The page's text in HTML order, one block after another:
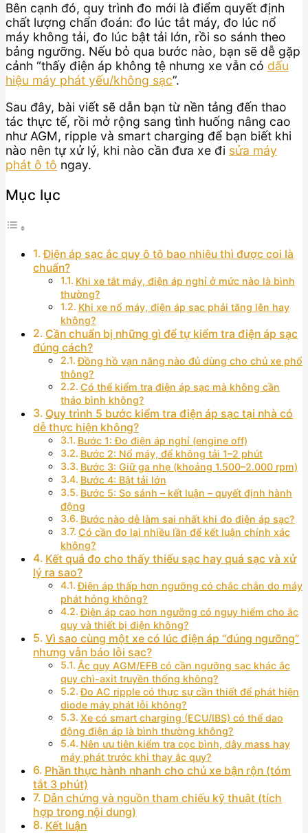
Bên cạnh đó, quy trình đo mới là điểm quyết định
chất lượng chẩn đoán: đo lúc tắt máy, đo lúc nổ
máy không tải, đo lúc bật tải lớn, rồi so sánh theo
bảng ngưỡng. Nếu bỏ qua bước nào, bạn sẽ dễ gặp
cảnh “thấy điện áp không tệ nhưng xe vẫn có dấu
hiệu máy phát yếu/không sạc”.
Sau đây, bài viết sẽ dẫn bạn từ nền tảng đến thao
tác thực tế, rồi mở rộng sang tình huống nâng cao
như AGM, ripple và smart charging để bạn biết khi
nào nên tự xử lý, khi nào cần đưa xe đi sửa máy
phát ô tô ngay.
Mục lục
Điện áp sạc ắc quy ô tô bao nhiêu thì được coi là
chuẩn?
Khi xe tắt máy, điện áp nghỉ ở mức nào là bình
thường?
Khi xe nổ máy, điện áp sạc phải tăng lên hay
không?
Cần chuẩn bị những gì để tự kiểm tra điện áp sạc
đúng cách?
Đồng hồ vạn năng nào đủ dùng cho chủ xe phổ
thông?
Có thể kiểm tra điện áp sạc mà không cần
tháo bình không?
Quy trình 5 bước kiểm tra điện áp sạc tại nhà có
dễ thực hiện không?
Bước 1: Đo điện áp nghỉ (engine off)
Bước 2: Nổ máy, để không tải 1–2 phút
Bước 3: Giữ ga nhẹ (khoảng 1.500–2.000 rpm)
Bước 4: Bật tải lớn
Bước 5: So sánh – kết luận – quyết định hành
động
Bước nào dễ làm sai nhất khi đo điện áp sạc?
Có cần đo lại nhiều lần để kết luận chính xác
không?
Kết quả đo cho thấy thiếu sạc hay quá sạc và xử
lý ra sao?
Điện áp thấp hơn ngưỡng có chắc chắn do máy
phát hỏng không?
Điện áp cao hơn ngưỡng có nguy hiểm cho ắc
quy và thiết bị điện không?
Vì sao cùng một xe có lúc điện áp “đúng ngưỡng”
nhưng vẫn báo lỗi sạc?
Ắc quy AGM/EFB có cần ngưỡng sạc khác ắc
quy chì-axit truyền thống không?
Đo AC ripple có thực sự cần thiết để phát hiện
diode máy phát lỗi không?
Xe có smart charging (ECU/IBS) có thể dao
động điện áp là bình thường không?
Nên ưu tiên kiểm tra cọc bình, dây mass hay
máy phát trước khi thay ắc quy?
Phần thực hành nhanh cho chủ xe bận rộn (tóm
tắt 3 phút)
Dẫn chứng và nguồn tham chiếu kỹ thuật (tích
hợp trong nội dung)
Kết luận